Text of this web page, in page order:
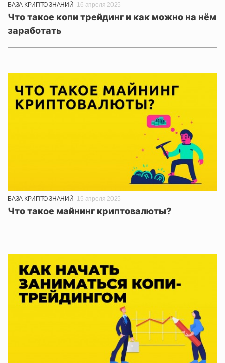
БАЗА КРИПТО ЗНАНИЙ 16 апреля 2025
Что такое копи трейдинг и как можно на нём
заработать
БАЗА КРИПТО ЗНАНИЙ 15 апреля 2025
Что такое майнинг криптовалюты?